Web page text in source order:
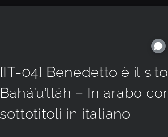
[IT-04] Benedetto è il
Bahá’u’lláh – In arabo
sottotitoli in italiano